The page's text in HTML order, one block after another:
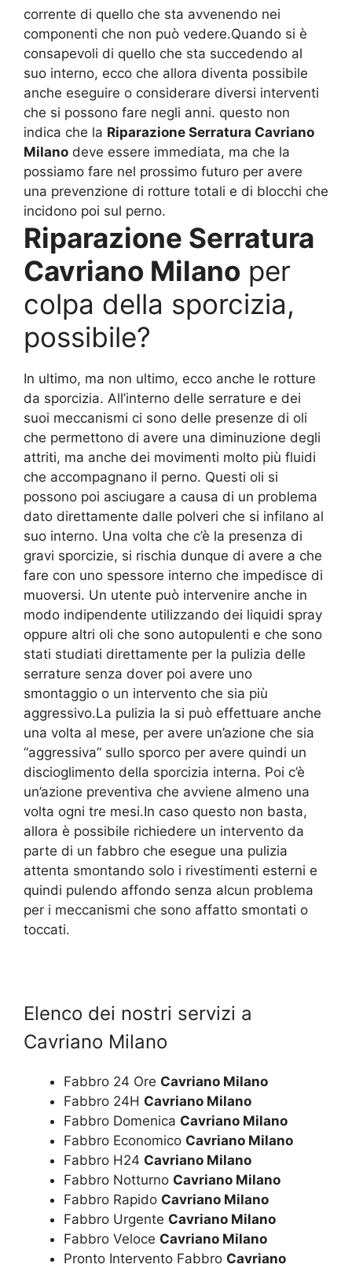
corrente di quello che sta avvenendo nei
componenti che non può vedere.Quando si è
consapevoli di quello che sta succedendo al
suo interno, ecco che allora diventa possibile
anche eseguire o considerare diversi interventi
che si possono fare negli anni. questo non
indica che la Riparazione Serratura Cavriano
Milano deve essere immediata, ma che la
possiamo fare nel prossimo futuro per avere
una prevenzione di rotture totali e di blocchi che
incidono poi sul perno.
Riparazione Serratura
Cavriano Milano per
colpa della sporcizia,
possibile?
In ultimo, ma non ultimo, ecco anche le rotture
da sporcizia. All’interno delle serrature e dei
suoi meccanismi ci sono delle presenze di oli
che permettono di avere una diminuzione degli
attriti, ma anche dei movimenti molto più fluidi
che accompagnano il perno. Questi oli si
possono poi asciugare a causa di un problema
dato direttamente dalle polveri che si infilano al
suo interno. Una volta che c’è la presenza di
gravi sporcizie, si rischia dunque di avere a che
fare con uno spessore interno che impedisce di
muoversi. Un utente può intervenire anche in
modo indipendente utilizzando dei liquidi spray
oppure altri oli che sono autopulenti e che sono
stati studiati direttamente per la pulizia delle
serrature senza dover poi avere uno
smontaggio o un intervento che sia più
aggressivo.La pulizia la si può effettuare anche
una volta al mese, per avere un’azione che sia
“aggressiva” sullo sporco per avere quindi un
discioglimento della sporcizia interna. Poi c’è
un’azione preventiva che avviene almeno una
volta ogni tre mesi.In caso questo non basta,
allora è possibile richiedere un intervento da
parte di un fabbro che esegue una pulizia
attenta smontando solo i rivestimenti esterni e
quindi pulendo affondo senza alcun problema
per i meccanismi che sono affatto smontati o
toccati.
Elenco dei nostri servizi a
Cavriano Milano
Fabbro 24 Ore Cavriano Milano
Fabbro 24H Cavriano Milano
Fabbro Domenica Cavriano Milano
Fabbro Economico Cavriano Milano
Fabbro H24 Cavriano Milano
Fabbro Notturno Cavriano Milano
Fabbro Rapido Cavriano Milano
Fabbro Urgente Cavriano Milano
Fabbro Veloce Cavriano Milano
Pronto Intervento Fabbro Cavriano